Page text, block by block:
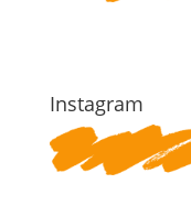
Instagram